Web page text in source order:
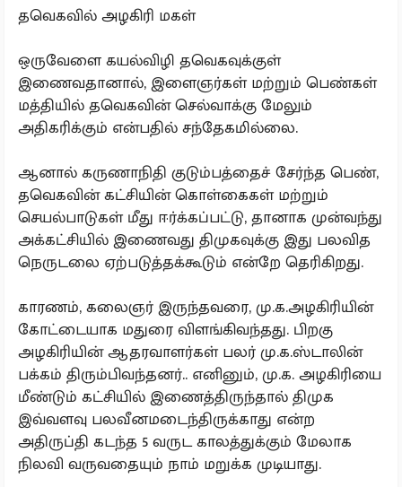
தவெகவில் அழகிரி மகள்
ஒருவேளை கயல்விழி தவெகவுக்குள்
இணைவதானால், இளைஞர்கள் மற்றும் பெண்கள்
மத்தியில் தவெகவின் செல்வாக்கு மேலும்
அதிகரிக்கும் என்பதில் சந்தேகமில்லை.
ஆனால் கருணாநிதி குடும்பத்தைச் சேர்ந்த பெண்,
தவெகவின் கட்சியின் கொள்கைகள் மற்றும்
செயல்பாடுகள் மீது ஈர்க்கப்பட்டு, தானாக முன்வந்து
அக்கட்சியில் இணைவது திமுகவுக்கு இது பலவித
நெருடலை ஏற்படுத்தக்கூடும் என்றே தெரிகிறது.
காரணம், கலைஞர் இருந்தவரை, மு.க.அழகிரியின்
கோட்டையாக மதுரை விளங்கிவந்தது. பிறகு
அழகிரியின் ஆதரவாளர்கள் பலர் மு.க.ஸ்டாலின்
பக்கம் திரும்பிவந்தனர்.. எனினும், மு.க. அழகிரியை
மீண்டும் கட்சியில் இணைத்திருந்தால் திமுக
இவ்வளவு பலவீனமடைந்திருக்காது என்ற
அதிருப்தி கடந்த 5 வருட காலத்துக்கும் மேலாக
நிலவி வருவதையும் நாம் மறுக்க முடியாது.